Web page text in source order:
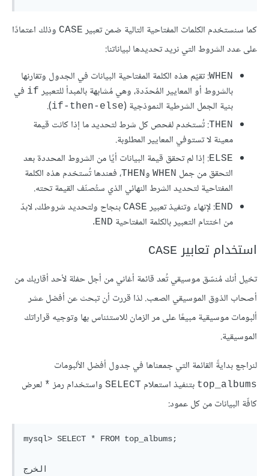
كما سنستخدم الكلمات المفتاحية التالية ضمن تعبير CASE وذلك اعتمادًا
على عدد الشروط التي نريد تحديدها لبياناتنا:
WHEN: تقيّم هذه الكلمة المفتاحية البيانات في الجدول وتقارنها
بالشروط أو المعايير المُحدّدة، وهي مُشابهة بالمبدأ للتعبير if في
بنية الجمل الشرطية النموذجية (if-then-else
).
THEN: تُستخدم لفحص كل شرط لتحديد ما إذا كانت قيمة
معينة لا تستوفي المعايير المطلوبة.
ELSE: إذا لم تحقق قيمة البيانات أيًا من الشروط المحددة بعد
التحقق من جمل WHEN وTHEN، فعندها تُستخدم هذه الكلمة
المفتاحية لتحديد الشرط النهائي الذي ستُصنّف القيمة تحته.
END: لإنهاء وتنفيذ تعبير CASE بنجاح ولتحديد شروطك، لابدّ
من اختتام التعبير بالكلمة المفتاحية END
.
استخدام تعابير CASE
تخيل أنك مُنسّق موسيقي تُعد قائمة أغاني من أجل حفلة لأحد أقاربك من
أصحاب الذوق الموسيقي الصعب. لذا قررت أن تبحث عن أفضل عشر
ألبومات موسيقية مبيعًا على مر الزمان للاستئناس بها وتوجيه قراراتك
الموسيقية.
لنراجع بدايةً القائمة التي جمعناها في جدول أفضل الألبومات
top_albums بتنفيذ استعلام SELECT واستخدام رمز * لعرض
كافّة البيانات من كل عمود:
الخرج